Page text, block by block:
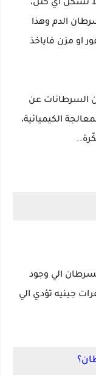
تشكل أي كتل،
الدم وهذا
او مزن فاياخذ
السرطانات عن
الكيميائية،
الي وجود
جينيه تؤدي الي